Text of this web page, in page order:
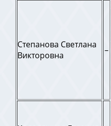
Степанова Светлана
Викторовна
–